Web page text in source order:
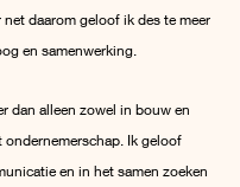
daarom geloof ik des te meer
en samenwerking.
dan alleen zowel in bouw en
Ik geloof
en in het samen zoeken